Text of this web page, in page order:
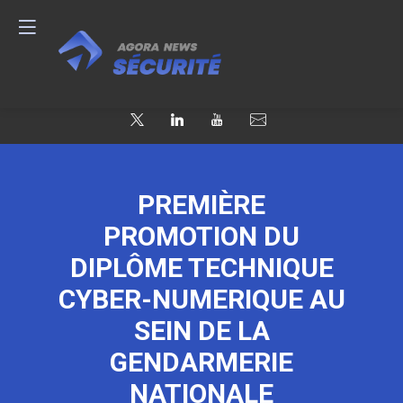
PREMIÈRE
PROMOTION DU
DIPLÔME TECHNIQUE
CYBER-NUMERIQUE AU
SEIN DE LA
GENDARMERIE
NATIONALE